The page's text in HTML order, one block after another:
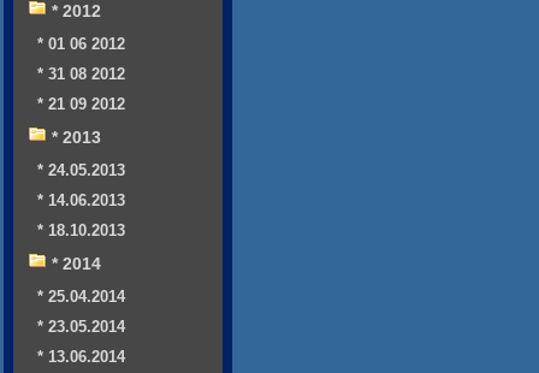
* 2012
* 01 06 2012
* 31 08 2012
* 21 09 2012
* 2013
* 24.05.2013
* 14.06.2013
* 18.10.2013
* 2014
* 25.04.2014
* 23.05.2014
* 13.06.2014